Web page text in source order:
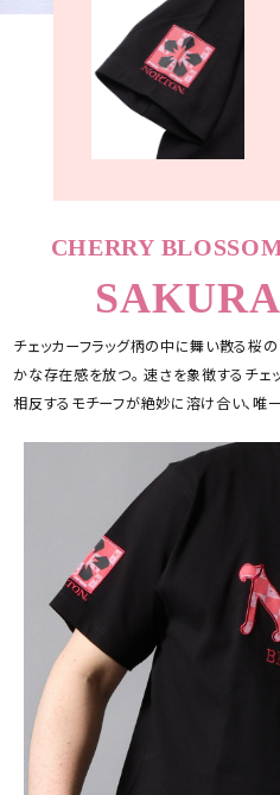
tune 絞り込
CHERRY
チェッカーフラッグ柄の中に舞い散る桜
かな存在感を放つ。 速さを象徴するチェッ
相反するモチーフが絶妙に溶け合い、唯